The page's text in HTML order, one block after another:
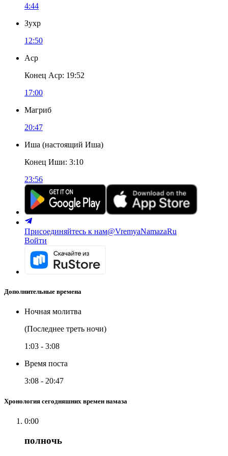
4:44
Зухр
12:50
Аср
Конец Аср: 19:52
17:00
Магриб
20:47
Иша (настоящий Иша)
Конец Иши: 3:10
23:56
Присоединяйтесь к нам@VremyaNamazaRu
Войти
Дополнительные времена
Ночная молитва
(Последнее треть ночи)
1:03 - 3:08
Время поста
3:08 - 20:47
Хронология сегодняшних времен намаза
0:00
полночь